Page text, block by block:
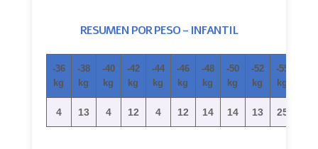
RESUMEN POR PESO – INFANTIL
-36
kg
-38
kg
-40
kg
-42
kg
-44
kg
-46
kg
-48
kg
-50
kg
-52
kg
-55
kg
4 13 4 12 4 12 14 14 13 25